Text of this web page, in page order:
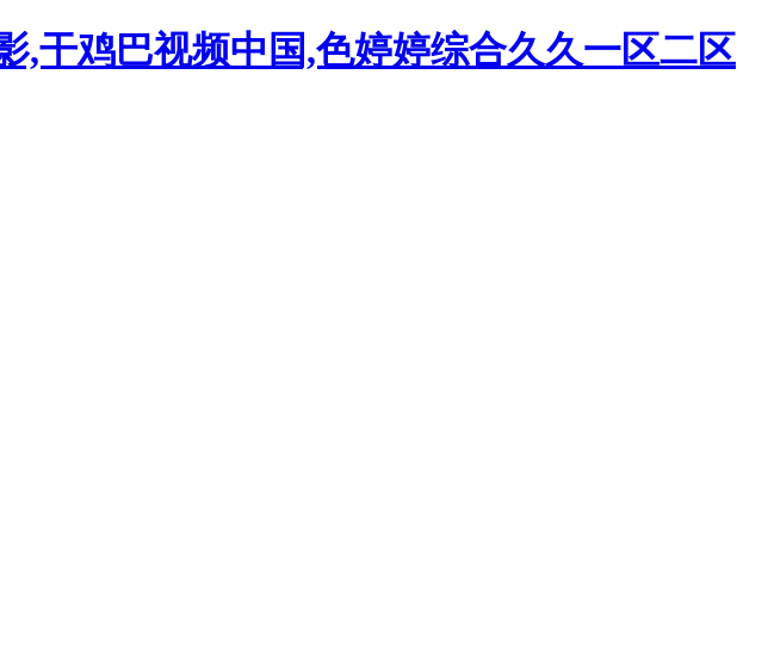
,干鸡巴视频中国,色婷婷综合久久一区二区